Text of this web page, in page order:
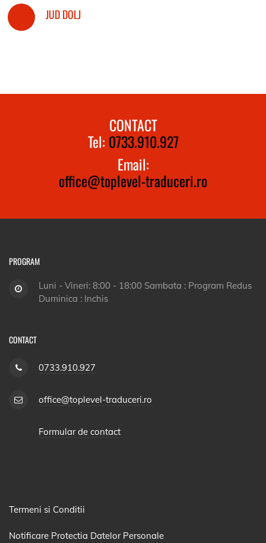
JUD DOLJ
CONTACT
Tel: 0733.910.927
Email:
office@toplevel-traduceri.ro
PROGRAM
Luni - Vineri: 8:00 - 18:00 Sambata : Program Redus
Duminica : Inchis
CONTACT
0733.910.927
office@toplevel-traduceri.ro
Formular de contact
Termeni si Conditii
Notificare Protectia Datelor Personale